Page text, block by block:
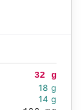
32 g
18 g
14 g